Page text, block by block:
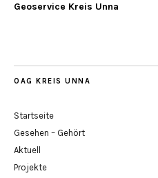
Geoservice Kreis Unna
OAG KREIS UNNA
Startseite
Gesehen – Gehört
Aktuell
Projekte